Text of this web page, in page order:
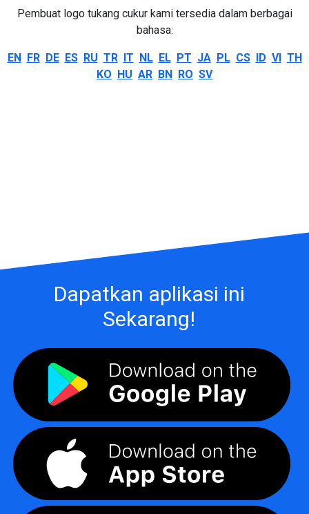
Pembuat logo tukang cukur kami tersedia dalam berbagai
bahasa:
EN FR DE ES RU TR IT NL EL PT JA PL CS ID VI TH
KO HU AR BN RO SV
Dapatkan aplikasi ini
Sekarang!